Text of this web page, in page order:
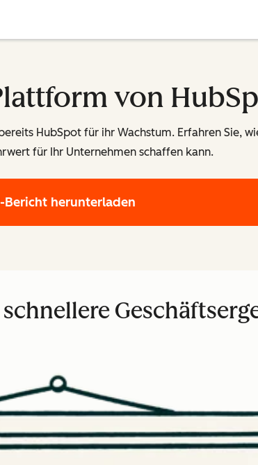
von
HubSpot für ihr Wachstum. Erfahren Sie,
für Ihr Unternehmen schaffen kann.
Bericht herunterladen